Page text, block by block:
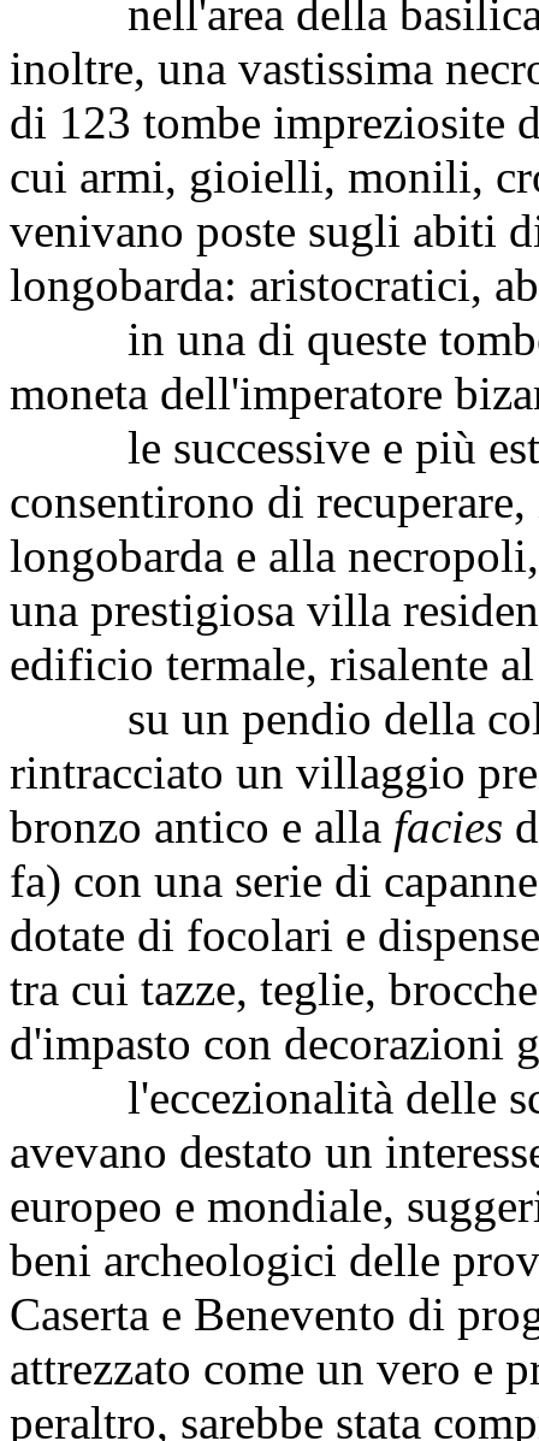
nell'area della basilica
inoltre, una vastissima
di 123 tombe impreziosite
cui armi, gioielli, monili,
venivano poste sugli abiti
longobarda: aristocratici,
in una di queste tombe
moneta dell'imperatore
le successive e più
consentirono di
longobarda e alla
una prestigiosa villa
edificio termale, risalente
su un pendio della
rintracciato un villaggio
bronzo antico e alla facies
fa) con una serie di
dotate di focolari e
tra cui tazze, teglie,
d'impasto con decorazioni
l'eccezionalità delle
avevano destato un
europeo e mondiale,
beni archeologici delle
Caserta e Benevento di
attrezzato come un vero e
peraltro, sarebbe stata